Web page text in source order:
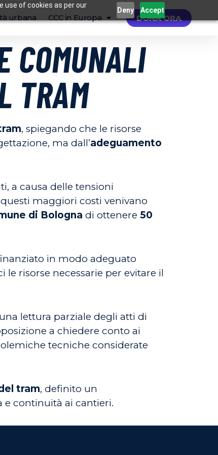
use of cookies as per our
Deny Accept
urbana CCC in Europa DONA ORA
COMUNALI
TRAM
, spiegando che le risorse
ma dall’adeguamento
a causa delle tensioni
maggiori costi venivano
di Bologna di ottenere 50
in modo adeguato
risorse necessarie per evitare il
lettura parziale degli atti di
a chiedere conto ai
tecniche considerate
tram, definito un
e continuità ai cantieri.